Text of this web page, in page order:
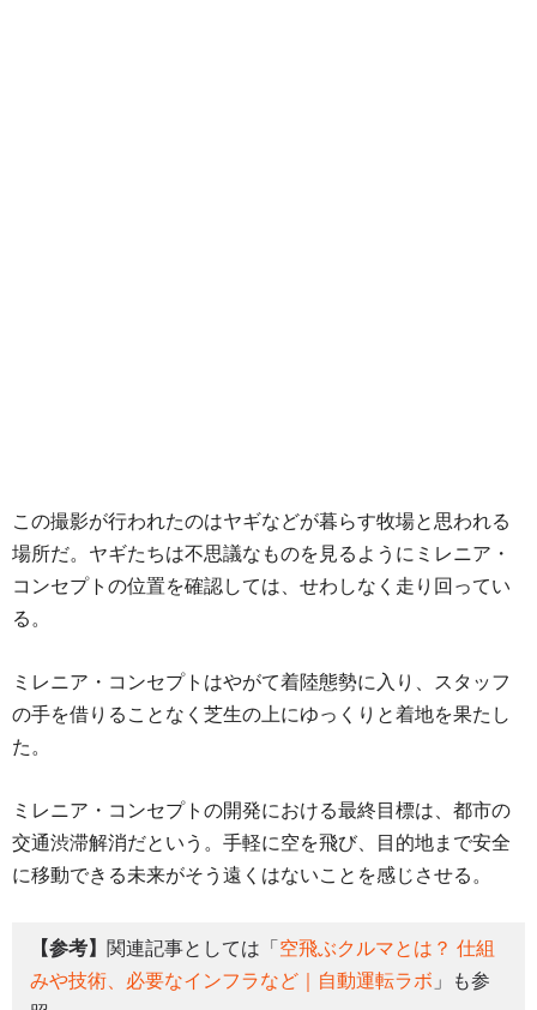
この撮影が行われたのはヤギなどが暮らす牧場と思われる
場所だ。ヤギたちは不思議なものを見るようにミレニア・
コンセプトの位置を確認しては、せわしなく走り回ってい
る。
ミレニア・コンセプトはやがて着陸態勢に入り、スタッフ
の手を借りることなく芝生の上にゆっくりと着地を果たし
た。
ミレニア・コンセプトの開発における最終目標は、都市の
交通渋滞解消だという。手軽に空を飛び、目的地まで安全
に移動できる未来がそう遠くはないことを感じさせる。
【参考】 関連記事としては「 空飛ぶクルマとは？ 仕組
みや技術、必要なインフラなど｜自動運転ラボ 」も参